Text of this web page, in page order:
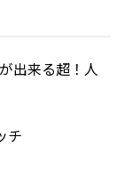
出来る超！人
チ